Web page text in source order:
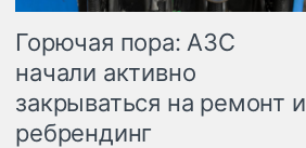
Горючая пора: АЗС
начали активно
закрываться на ремонт и
ребрендинг